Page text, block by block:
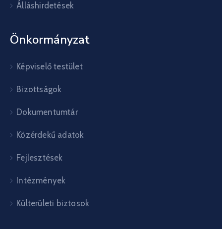
Álláshirdetések
Önkormányzat
Képviselő testület
Bizottságok
Dokumentumtár
Közérdekű adatok
Fejlesztések
Intézmények
Külterületi biztosok